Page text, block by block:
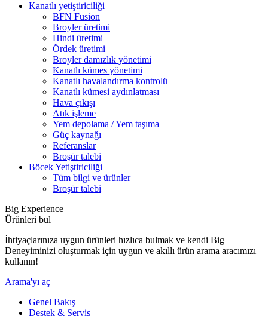
Kanatlı yetiştiriciliği
BFN Fusion
Broyler üretimi
Hindi üretimi
Ördek üretimi
Broyler damızlık yönetimi
Kanatlı kümes yönetimi
Kanatlı havalandırma kontrolü
Kanatlı kümesi aydınlatması
Hava çıkışı
Atık işleme
Yem depolama / Yem taşıma
Güç kaynağı
Referanslar
Broşür talebi
Böcek Yetiştiriciliği
Tüm bilgi ve ürünler
Broşür talebi
Big Experience
Ürünleri bul
İhtiyaçlarınıza uygun ürünleri hızlıca bulmak ve kendi Big
Deneyiminizi oluşturmak için uygun ve akıllı ürün arama aracımızı
kullanın!
Arama'yı aç
Genel Bakış
Destek & Servis